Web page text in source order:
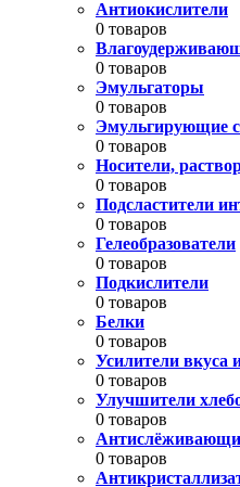
Антиокислители
0 товаров
0 товаров
Эмульгаторы
0 товаров
Эмульгирующие
0 товаров
Носители,
0 товаров
Подсластители
0 товаров
Гелеобразователи
0 товаров
Подкислители
0 товаров
Белки
0 товаров
Усилители вкуса
0 товаров
Улучшители
0 товаров
0 товаров